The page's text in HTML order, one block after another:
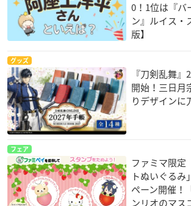
0！1位は『バ
ン』ルイス・
版】
グッズ
『刀剣乱舞
開始！三日月
りデザインに
フェア
ファミマ限定
トぬいぐる
ペーン開催！
ンリオのマス